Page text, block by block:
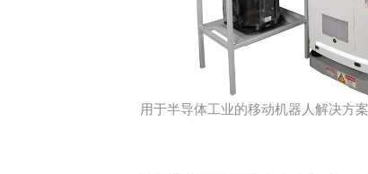
用于半导体工业的移动机器人解决方案